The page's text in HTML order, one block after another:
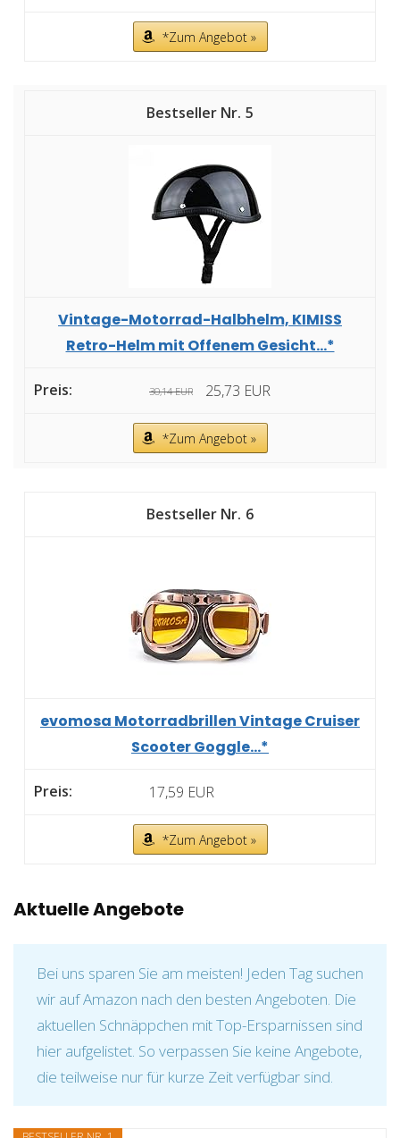
*Zum Angebot »
5
Vintage-Motorrad-Halbhelm, KIMISS
Retro-Helm mit Offenem Gesicht...*
30,14 EUR 25,73 EUR
*Zum Angebot »
6
evomosa Motorradbrillen Vintage Cruiser
Scooter Goggle...*
17,59 EUR
*Zum Angebot »
Aktuelle Angebote
Bei uns sparen Sie am meisten! Jeden Tag suchen
wir auf Amazon nach den besten Angeboten. Die
aktuellen Schnäppchen mit Top-Ersparnissen sind
hier aufgelistet. So verpassen Sie keine Angebote,
die teilweise nur für kurze Zeit verfügbar sind.